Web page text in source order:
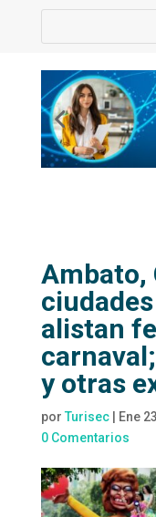
Ambato,
alistan
y otras
por Turisec| Ene
0 Comentarios